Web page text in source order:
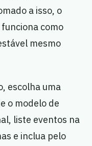
a isso, o
como
mesmo
escolha uma
o modelo de
liste eventos na
e inclua pelo